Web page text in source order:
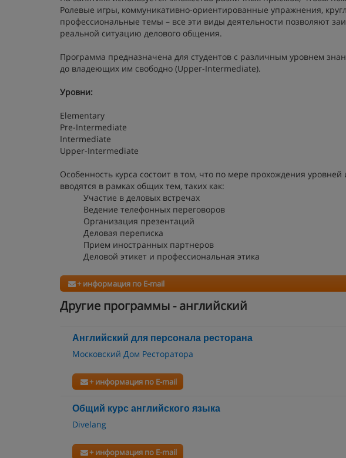
Ролевые игры, коммуникативно-ориентированные упражнения,
профессиональные темы – все эти виды деятельности позволяют
реальной ситуацию делового общения.
Программа предназначена для студентов с различным уровнем
до владеющих им свободно (Upper-Intermediate).
Уровни:
Elementary
Pre-Intermediate
Intermediate
Upper-Intermediate
Особенность курса состоит в том, что по мере прохождения
вводятся в рамках общих тем, таких как:
Участие в деловых встречах
Ведение телефонных переговоров
Организация презентаций
Деловая переписка
Прием иностранных партнеров
Деловой этикет и профессиональная этика
+ информация по E-mail
Другие программы - английский
Английский для персонала ресторана
Московский Дом Ресторатора
+ информация по E-mail
Общий курс английского языка
Divelang
+ информация по E-mail